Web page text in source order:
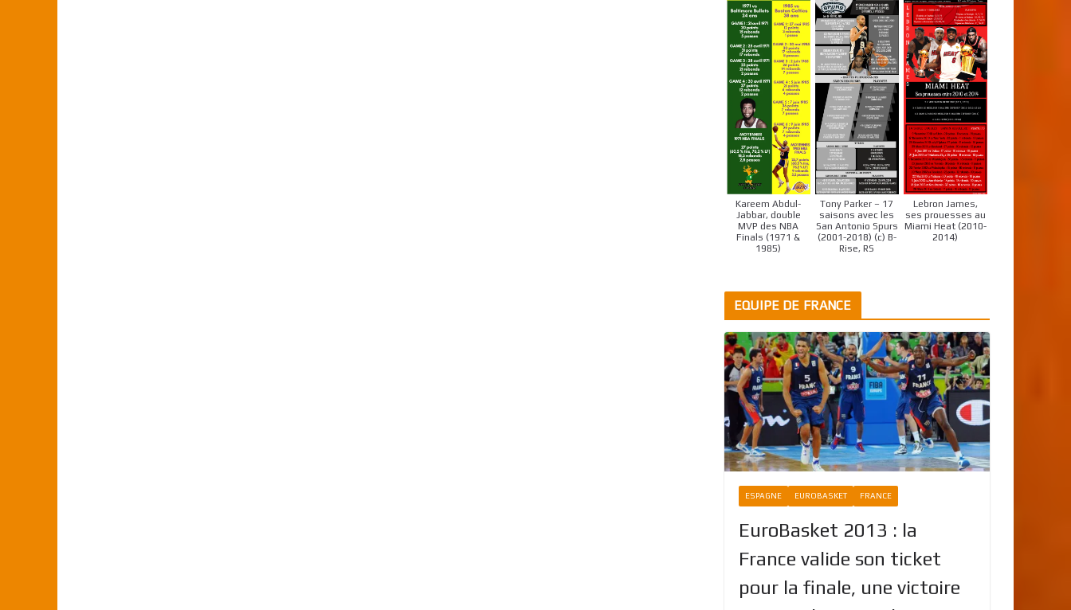
Kareem Abdul-
Jabbar, double
MVP des NBA
Finals (1971 &
1985)
Tony Parker – 17
saisons avec les
San Antonio Spurs
(2001-2018) (c) B-
Rise, RS
Lebron James,
ses prouesses au
Miami Heat (2010-
2014)
EQUIPE DE FRANCE
ESPAGNE EUROBASKET FRANCE
EuroBasket 2013 : la
France valide son ticket
pour la finale, une victoire